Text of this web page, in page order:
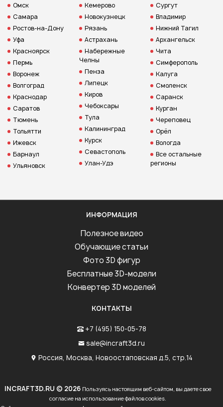
Омск
Самара
Ростов-на-Дону
Уфа
Красноярск
Пермь
Воронеж
Волгоград
Краснодар
Саратов
Тюмень
Тольятти
Ижевск
Барнаул
Ульяновск
Кемерово
Новокузнецк
Рязань
Астрахань
Набережные
Челны
Пенза
Липецк
Киров
Чебоксары
Тула
Калининград
Курск
Севастополь
Улан-Удэ
Сургут
Владимир
Нижний Тагил
Архангельск
Чита
Симферополь
Калуга
Смоленск
Саранск
Курган
Череповец
Орёл
Вологда
Все остальные
регионы
ИНФОРМАЦИЯ
Полезное видео
Обучающие статьи
Фото 3D фигур
Бесплатные 3D-модели
Конвертер 3D моделей
КОНТАКТЫ
+7 (495) 150-05-78
sale@incraft3d.ru
Россия, Москва, Новоостаповская д.5, стр.14
INCRAFT3D.RU © 2026 Пользуясь настоящим веб-сайтом, вы даете свое
согласие на использование файлов cookies.